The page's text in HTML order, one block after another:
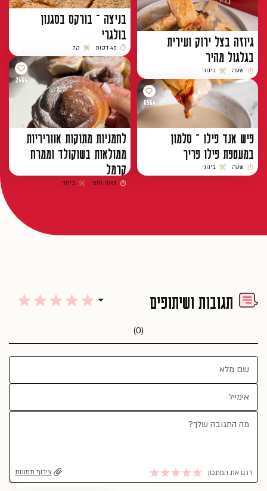
גיוזה בצל ירוק ועירית
בגלגול מהיר
זמן הכנה
שעה
רמת קושי
בינוני
בניצה – בורקס בסגנון
בולגרי
זמן הכנה
45 דקות
רמת קושי
קל
6564
פיש אנד פילו – סלמון
במעטפת פילו פריך
זמן הכנה
שעה
רמת קושי
בינוני
2464
לחמניות מתוקות אווריריות
ממולאות בשוקולד וממרח
קרמל
זמן הכנה
שעה וחצי
רמת קושי
בינוני
תגובות ושיתופים
(0)
דרגו את המתכון צירוף תמונות